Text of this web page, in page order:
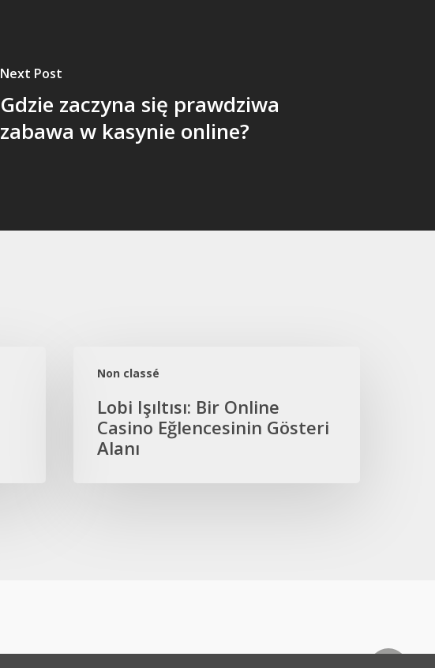
Next Post
Gdzie zaczyna się prawdziwa
zabawa w kasynie online?
Non classé
Işıltısı:
Online
Casino
Eğlencesinin
Lobi Işıltısı: Bir Online
Casino Eğlencesinin Gösteri
Alanı